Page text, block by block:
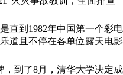
直到1982年中国第一个彩电
道且不停在各单位露天电影
到了8月，清华大学决定成